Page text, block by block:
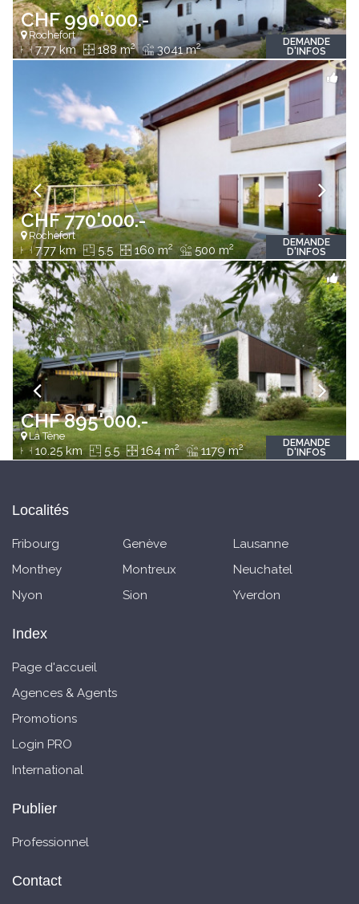
CHF 990'000.-
Rochefort
7.77 km 188 m2 3041 m2
DEMANDE
D'INFOS
CHF 770'000.-
Rochefort
7.77 km 5.5 160 m2 500 m2
DEMANDE
D'INFOS
CHF 895'000.-
La Tène
10.25 km 5.5 164 m2 1179 m2
DEMANDE
D'INFOS
Localités
Fribourg Genève
Lausanne
Monthey
Montreux
Neuchatel
Nyon
Sion Yverdon
Index
Page d'accueil
Agences & Agents
Promotions
Login PRO
International
Publier
Professionnel
Contact